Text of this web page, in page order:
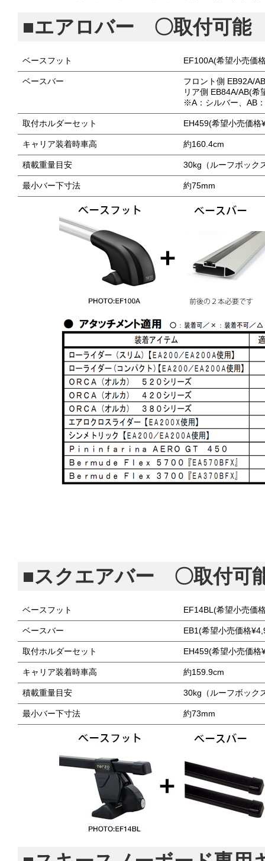
■エアロバー 〇取付可能
ベースフット EF100A(希望小売価
ベースバー
フロント側 EB92A/
リア側 EB84A/AB(希
※A：シルバー、AB
取付ホルダーセット EH459(希望小売価格
キャリア装着時車高 約160.4cm
積載重量目安 30kg（ルーフボック
最小バー下寸法 約75mm
■スクエアバー 〇取付可
ベースフット EF14BL(希望小売価
ベースバー EB1(希望小売価格
取付ホルダーセット EH459(希望小売価格
キャリア装着時車高 約159.9cm
積載重量目安 30kg（ルーフボック
最小バー下寸法 約73mm